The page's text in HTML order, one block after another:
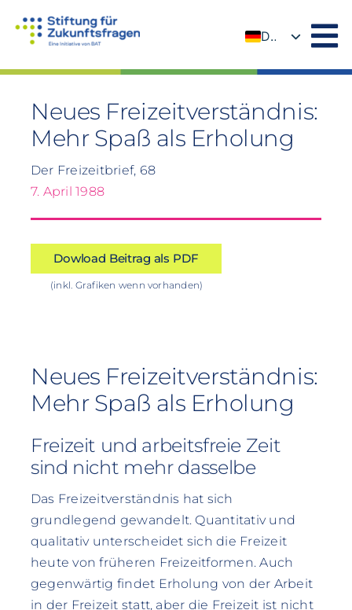
Inhalt
DE
Neues Freizeitverständnis:
Mehr Spaß als Erholung
Der Freizeitbrief, 68
7. April 1988
Dowload Beitrag als PDF
(inkl. Grafiken wenn vorhanden)
Neues Freizeitverständnis:
Mehr Spaß als Erholung
Freizeit und arbeitsfreie Zeit
sind nicht mehr dasselbe
Das Freizeitverständnis hat sich
grundlegend gewandelt. Quantitativ und
qualitativ unterscheidet sich die Freizeit
heute von früheren Freizeitformen. Auch
gegenwärtig findet Erholung von der Arbeit
in der Freizeit statt, aber die Freizeit ist nicht